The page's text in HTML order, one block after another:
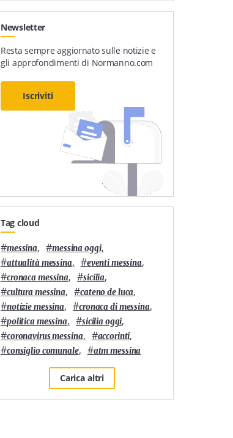
Newsletter
Resta sempre aggiornato sulle notizie e
gli approfondimenti di Normanno.com
Iscriviti
Tag cloud
#messina, #messina oggi,
#attualità messina, #eventi messina,
#cronaca messina, #sicilia,
#cultura messina, #cateno de luca,
#notizie messina, #cronaca di messina,
#politica messina, #sicilia oggi,
#coronavirus messina, #accorinti,
#consiglio comunale, #atm messina
Carica altri